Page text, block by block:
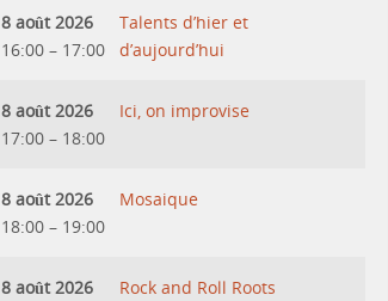
8 août 2026
16:00 – 17:00
Talents d’hier et
d’aujourd’hui
8 août 2026
17:00 – 18:00
Ici, on improvise
8 août 2026
18:00 – 19:00
Mosaique
8 août 2026
Rock and Roll Roots